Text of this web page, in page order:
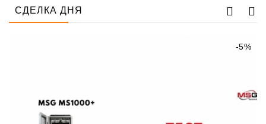
СДЕЛКА ДНЯ
-5%